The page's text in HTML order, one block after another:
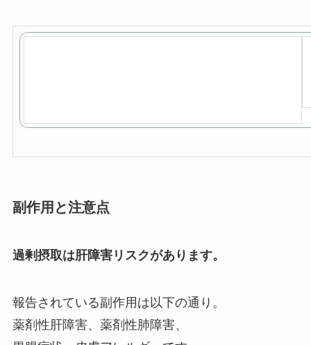
副作用と注意点
過剰摂取は肝障害リスクがあります。
報告されている副作用は以下の通り。
薬剤性肝障害、薬剤性肺障害、